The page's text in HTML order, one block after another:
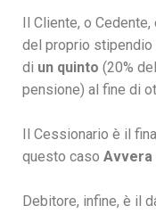
Il Cliente, o
del proprio stipendio
di un quinto (20%
pensione) al fine di
Il Cessionario è il
questo caso Avvera
Debitore, infine, è il